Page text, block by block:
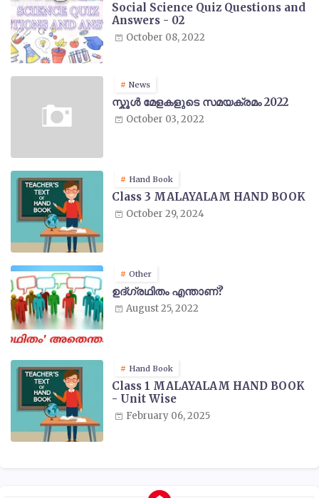
Social Science Quiz Questions and
Answers - 02
October 08, 2022
News
സ്കൂൾ മേളകളുടെ സമയക്രമം 2022
October 03, 2022
Hand Book
Class 3 MALAYALAM HAND BOOK
October 29, 2024
Other
ഉദ്ഗ്രഥിതം എന്താണ്?
August 25, 2022
Hand Book
Class 1 MALAYALAM HAND BOOK
- Unit Wise
February 06, 2025